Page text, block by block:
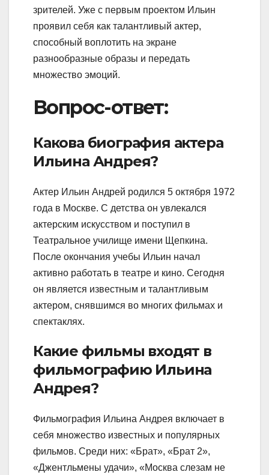
зрителей. Уже с первым проектом Ильин
проявил себя как талантливый актер,
способный воплотить на экране
разнообразные образы и передать
множество эмоций.
Вопрос-ответ:
Какова биография актера
Ильина Андрея?
Актер Ильин Андрей родился 5 октября 1972
года в Москве. С детства он увлекался
актерским искусством и поступил в
Театральное училище имени Щепкина.
После окончания учебы Ильин начал
активно работать в театре и кино. Сегодня
он является известным и талантливым
актером, снявшимся во многих фильмах и
спектаклях.
Какие фильмы входят в
фильмографию Ильина
Андрея?
Фильмография Ильина Андрея включает в
себя множество известных и популярных
фильмов. Среди них: «Брат», «Брат 2»,
«Джентльмены удачи», «Москва слезам не